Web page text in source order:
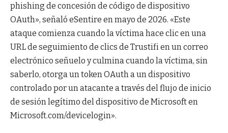
phishing de concesión de código de dispositivo
OAuth», señaló eSentire en mayo de 2026. «Este
ataque comienza cuando la víctima hace clic en una
URL de seguimiento de clics de Trustifi en un correo
electrónico señuelo y culmina cuando la víctima, sin
saberlo, otorga un token OAuth a un dispositivo
controlado por un atacante a través del flujo de inicio
de sesión legítimo del dispositivo de Microsoft en
Microsoft.com/devicelogin».